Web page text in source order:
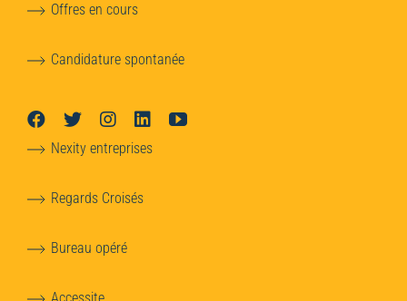
Offres en cours
Candidature spontanée
Nexity entreprises
Regards Croisés
Bureau opéré